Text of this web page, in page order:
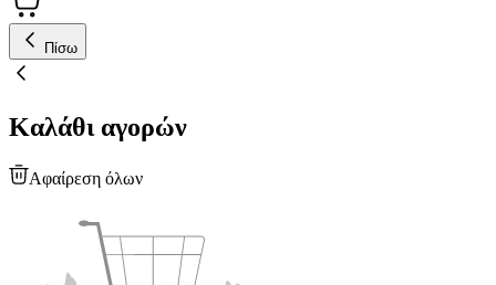
Πίσω
Καλάθι αγορών
Αφαίρεση όλων